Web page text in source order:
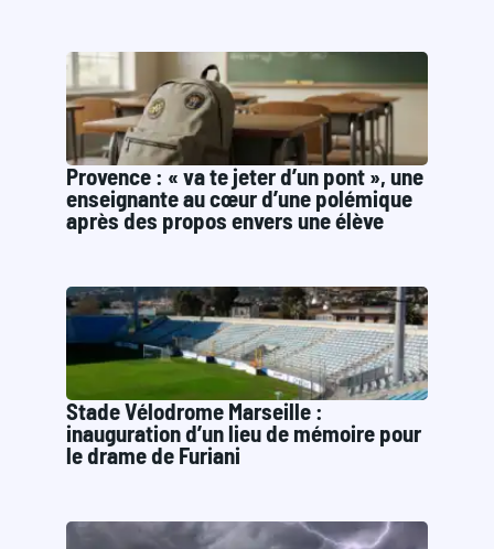
Provence : « va te jeter d’un pont », une
enseignante au cœur d’une polémique
après des propos envers une élève
Stade Vélodrome Marseille :
inauguration d’un lieu de mémoire pour
le drame de Furiani